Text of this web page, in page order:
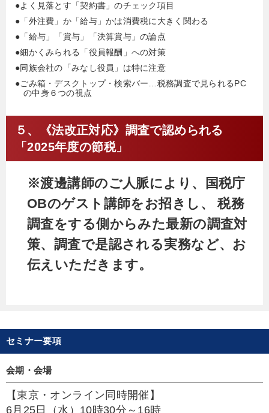
●よく見落とす「契約書」のチェック項目
●「外注費」か「給与」かは消費税に大きく関わる
●「給与」「賞与」「決算賞与」の論点
●細かくみられる「役員報酬」への対策
●同族会社の「みなし役員」は特に注意
●ごみ箱・デスクトップ・検索バー…税務調査で見られるPC
の中身６つの視点
５、《法改正対応》調査で認められる
「2025年度の節税」
※渡邊講師のご人脈により、国税庁
OBのゲスト講師をお招きし、 税務
調査をする側からみた最新の調査対
策、調査で是認される実務など、お
伝えいただきます。
セミナー要項
会期・会場
【東京・オンライン同時開催】
6月25日（水）10時30分～16時